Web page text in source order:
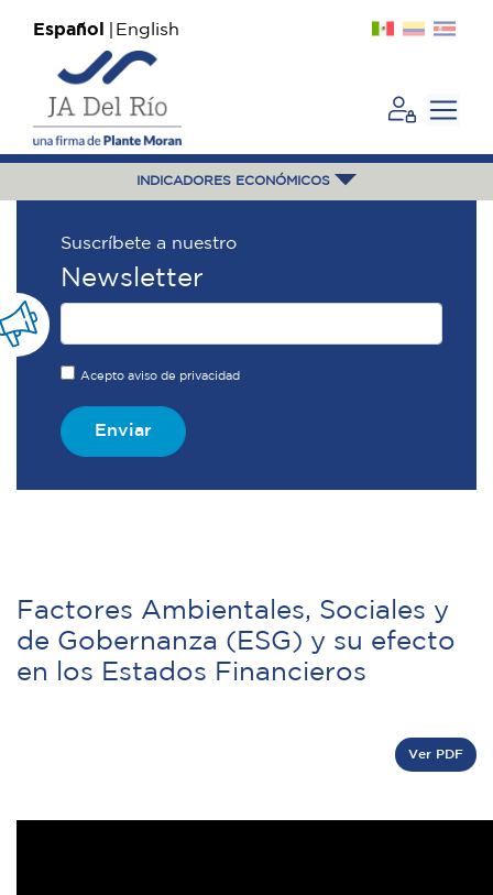
Español English
INDICADORES ECONÓMICOS
Suscríbete a nuestro
Newsletter
Acepto aviso de privacidad
Enviar
Factores Ambientales, Sociales y
de Gobernanza (ESG) y su efecto
en los Estados Financieros
Ver PDF